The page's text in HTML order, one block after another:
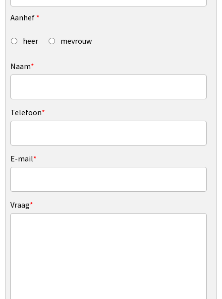
Aanhef *
heer mevrouw
Naam*
Telefoon*
E-mail*
Vraag*